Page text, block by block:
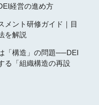
経営の進め方
メント研修ガイド｜目
を解説
「構造」の問題──DEI
る「組織構造の再設